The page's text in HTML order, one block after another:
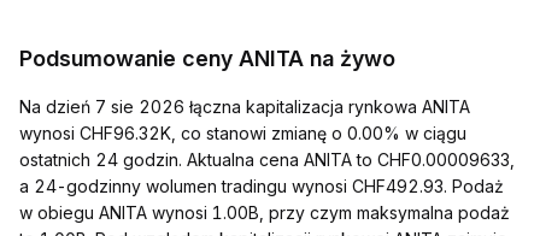
Podsumowanie ceny ANITA na żywo
Na dzień 7 sie 2026 łączna kapitalizacja rynkowa ANITA
wynosi CHF96.32K, co stanowi zmianę o 0.00% w ciągu
ostatnich 24 godzin. Aktualna cena ANITA to CHF0.00009633,
a 24-godzinny wolumen tradingu wynosi CHF492.93. Podaż
w obiegu ANITA wynosi 1.00B, przy czym maksymalna podaż